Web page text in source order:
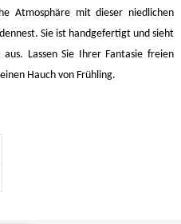
Atmosphäre mit dieser niedlichen
Sie ist handgefertigt und sieht
Lassen Sie Ihrer Fantasie freien
Hauch von Frühling.